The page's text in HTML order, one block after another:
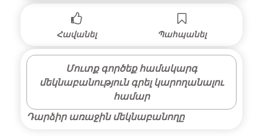
Հավանել Պահպանել
Մուտք գործեք համակարգ
մեկնաբանություն գրել կարողանալու
համար
Դարձիր առաջին մեկնաբանողը